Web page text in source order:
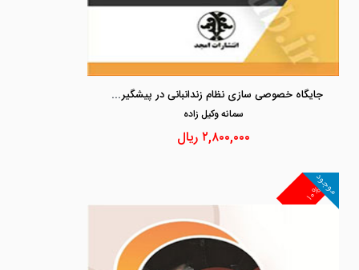
جایگاه خصوصی سازی نظام زندانبانی در پیشگیری از تکرار جرم
سمانه وكيل زاده
۲,۸۰۰,۰۰۰ریال
۱۰%
موجود